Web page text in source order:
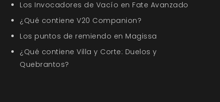
Los Invocadores de Vacío en Fate Avanzado
¿Qué contiene V20 Companion?
Los puntos de remiendo en Magissa
¿Qué contiene Villa y Corte: Duelos y
Quebrantos?